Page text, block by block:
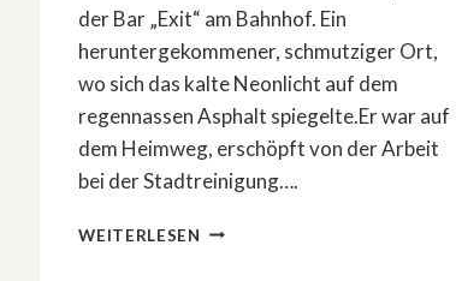
der Bar „Exit“ am Bahnhof. Ein
heruntergekommener, schmutziger Ort,
wo sich das kalte Neonlicht auf dem
regennassen Asphalt spiegelte.Er war auf
dem Heimweg, erschöpft von der Arbeit
bei der Stadtreinigung….
WEITERLESEN DAS